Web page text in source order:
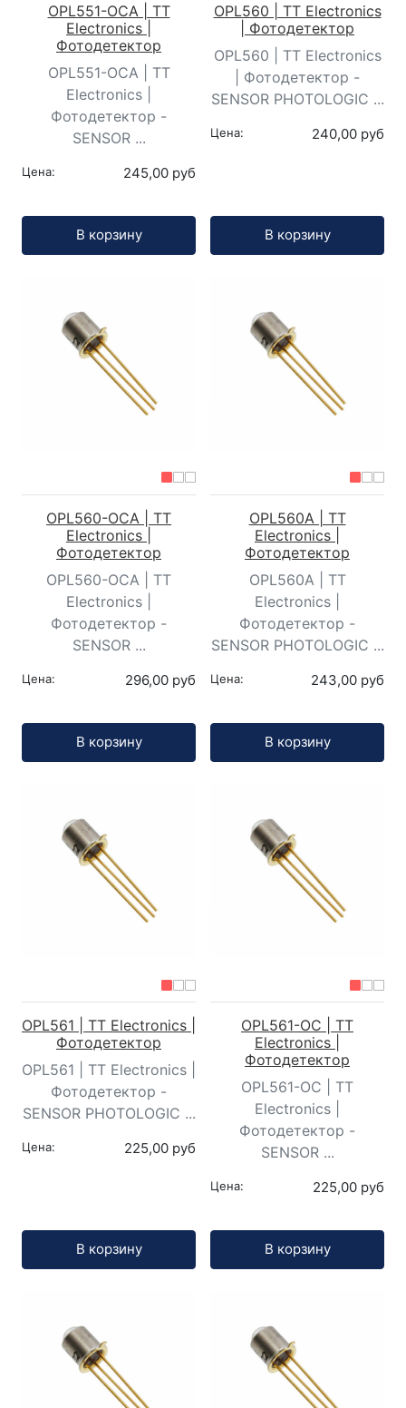
OPL551-OCA | TT
Electronics |
Фотодетектор
OPL551-OCA | TT
Electronics |
Фотодетектор -
SENSOR ...
Цена: 245,00 руб
В корзину
OPL560 | TT Electronics
| Фотодетектор
OPL560 | TT Electronics
| Фотодетектор -
SENSOR PHOTOLOGIC ...
Цена: 240,00 руб
В корзину
OPL560-OCA | TT
Electronics |
Фотодетектор
OPL560-OCA | TT
Electronics |
Фотодетектор -
SENSOR ...
Цена: 296,00 руб
В корзину
OPL560A | TT
Electronics |
Фотодетектор
OPL560A | TT
Electronics |
Фотодетектор -
SENSOR PHOTOLOGIC ...
Цена: 243,00 руб
В корзину
OPL561 | TT Electronics |
Фотодетектор
OPL561 | TT Electronics |
Фотодетектор -
SENSOR PHOTOLOGIC ...
Цена: 225,00 руб
В корзину
OPL561-OC | TT
Electronics |
Фотодетектор
OPL561-OC | TT
Electronics |
Фотодетектор -
SENSOR ...
Цена: 225,00 руб
В корзину